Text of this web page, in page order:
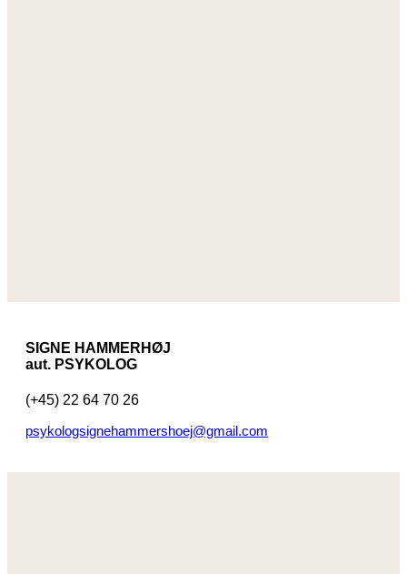
SIGNE HAMMERHØJ
aut. PSYKOLOG
(+45) 22 64 70 26
psykologsignehammershoej@gmail.com